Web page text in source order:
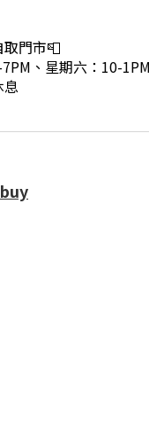
門市📮
、星期六：10-1PM
息